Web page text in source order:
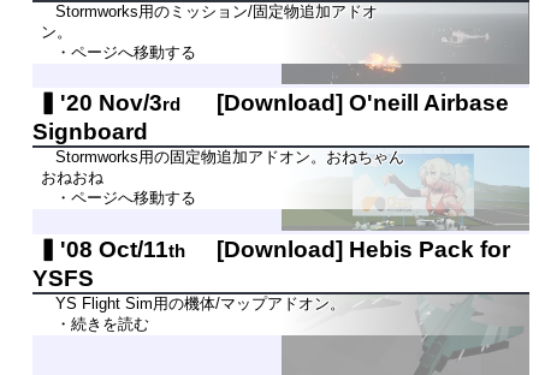
Stormworks用のミッション/固定物追加アドオ
ン。
・ページへ移動する
'20 Nov/3rd [Download] O'neill Airbase
Signboard
Stormworks用の固定物追加アドオン。おねちゃん
おねおね
・ページへ移動する
'08 Oct/11th [Download] Hebis Pack for
YSFS
YS Flight Sim用の機体/マップアドオン。
・続きを読む